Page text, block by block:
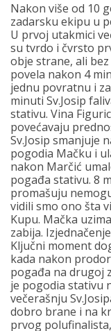
Nakon više od 10
zadarsku ekipu u
U prvoj utakmici
su tvrdo i čvrsto
obje strane, ali
povela nakon 4
jednu povratnu i
minuti Sv.Josip
stativu. Vina
povećavaju
Sv.Josip smanjuje
pogodia Mačku i
nakon Marčić
pogađa stativu. 8
promašuju
vidili smo ono šta
Kupu. Mačka
zabija.
Ključni moment
kada nakon
pogađa na drugoj
je pogodia stativu
večerašnju
dobro brane i na
prvog